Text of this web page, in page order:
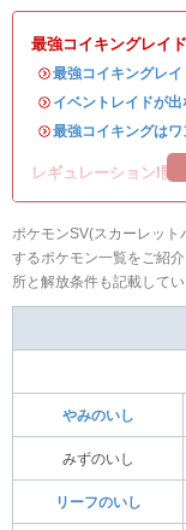
最強コイキングレイ
・最強コイキングレイ
・ イベントレイドが
・最強コイキングはワ
レギュレーションI開
ポケモンSV(スカーレッ
するポケモン一覧をご紹
所と解放条件も記載してい
やみのいし
みずのいし
リーフのいし